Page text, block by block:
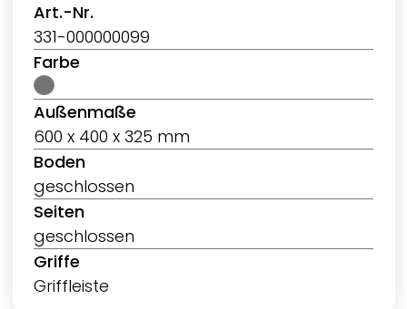
Art.-Nr.
331-000000099
Farbe
Außenmaße
600 x 400 x 325 mm
Boden
geschlossen
Seiten
geschlossen
Griffe
Griffleiste